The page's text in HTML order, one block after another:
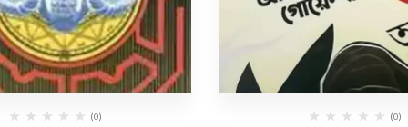
(0) (0)